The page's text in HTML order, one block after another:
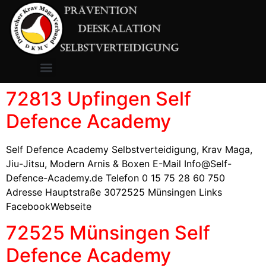
72813 Upfingen Self
Defence Academy
Self Defence Academy Selbstverteidigung, Krav Maga,
Jiu-Jitsu, Modern Arnis & Boxen E-Mail Info@Self-
Defence-Academy.de Telefon 0 15 75 28 60 750
Adresse Hauptstraße 3072525 Münsingen Links
FacebookWebseite
72525 Münsingen Self
Defence Academy